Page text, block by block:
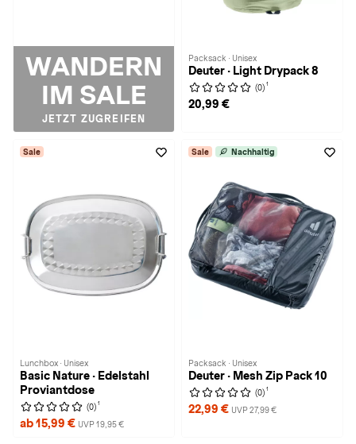
WANDERN
IM SALE
JETZT ZUGREIFEN
Packsack · Unisex
Deuter · Light Drypack 8
(0) 1
20,99 €
Sale
Lunchbox · Unisex
Basic Nature · Edelstahl
Proviantdose
(0) 1
ab 15,99 € UVP 19,95 €
Sale Nachhaltig
Packsack · Unisex
Deuter · Mesh Zip Pack 10
(0) 1
22,99 € UVP 27,99 €